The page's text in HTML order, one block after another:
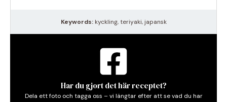
Keywords:kyckling, teriyaki, japansk
Har du gjort det här receptet?
Dela ett foto och tagga oss – vi längtar efter att se vad du har